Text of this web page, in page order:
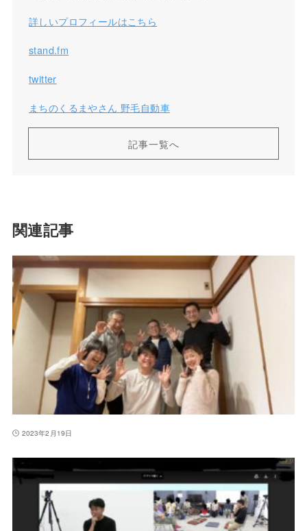
詳しいプロフィールはこちら
stand.fm
twitter
まちのくるまやさん 野毛自動車
記事一覧へ
関連記事
2023年2月19日